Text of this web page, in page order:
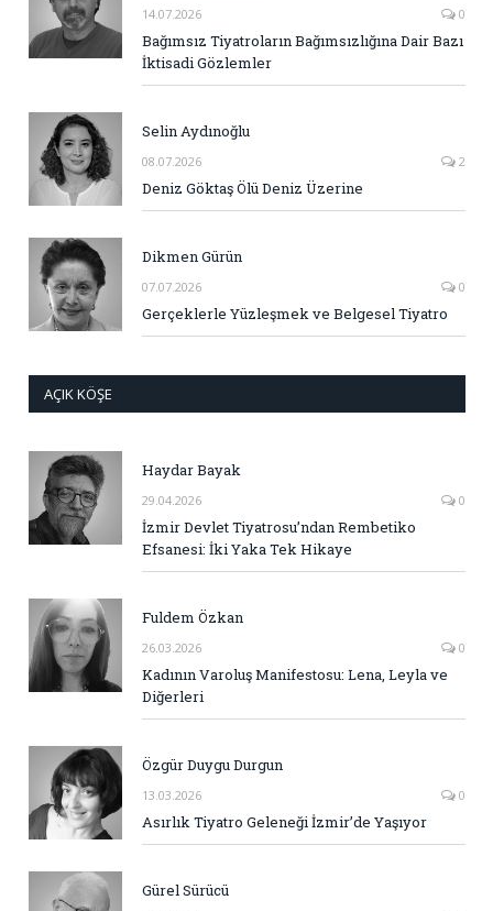
14.07.2026 0
Bağımsız Tiyatroların Bağımsızlığına Dair Bazı
İktisadi Gözlemler
Selin Aydınoğlu
08.07.2026 2
Deniz Göktaş Ölü Deniz Üzerine
Dikmen Gürün
07.07.2026 0
Gerçeklerle Yüzleşmek ve Belgesel Tiyatro
AÇIK KÖŞE
Haydar Bayak
29.04.2026 0
İzmir Devlet Tiyatrosu’ndan Rembetiko
Efsanesi: İki Yaka Tek Hikaye
Fuldem Özkan
26.03.2026 0
Kadının Varoluş Manifestosu: Lena, Leyla ve
Diğerleri
Özgür Duygu Durgun
13.03.2026 0
Asırlık Tiyatro Geleneği İzmir’de Yaşıyor
Gürel Sürücü